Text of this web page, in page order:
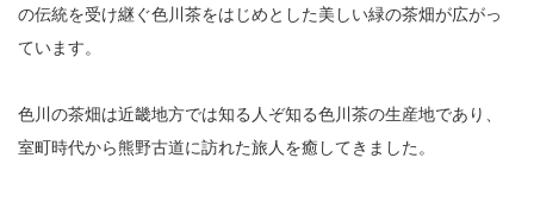
の伝統を受け継ぐ色川茶をはじめとした美しい緑の茶畑が広がっ
ています。
色川の茶畑は近畿地方では知る人ぞ知る色川茶の生産地であり、
室町時代から熊野古道に訪れた旅人を癒してきました。